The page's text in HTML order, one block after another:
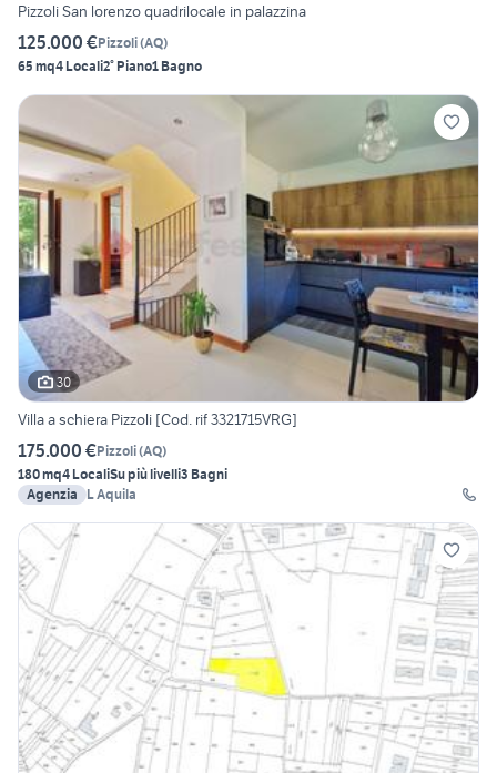
Pizzoli San lorenzo quadrilocale in palazzina
125.000 €Pizzoli(AQ)
65 mq4 Locali2° Piano1 Bagno
30
Villa a schiera Pizzoli [Cod. rif 3321715VRG]
175.000 €Pizzoli(AQ)
180 mq4 LocaliSu più livelli3 Bagni
Agenzia
L Aquila